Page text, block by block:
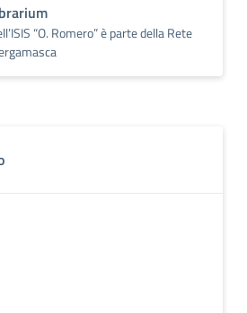
“O. Romero” è parte della Rete